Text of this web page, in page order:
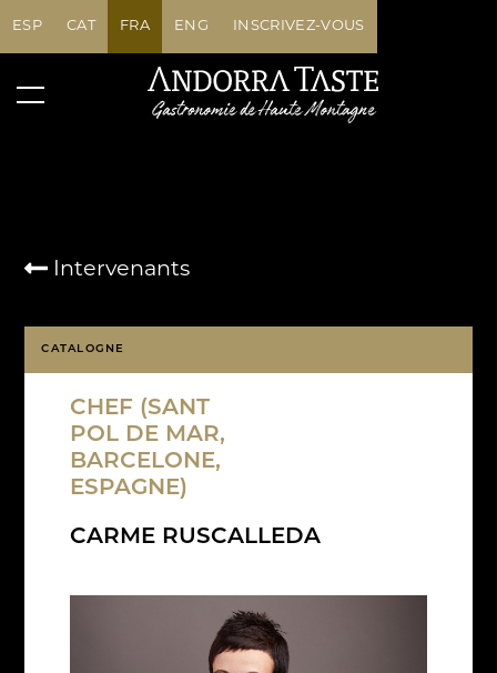
ESP CAT FRA ENG INSCRIVEZ-VOUS
Intervenants
CATALOGNE
CARME RUSCALLEDA
CHEF (SANT
POL DE MAR,
BARCELONE,
ESPAGNE)